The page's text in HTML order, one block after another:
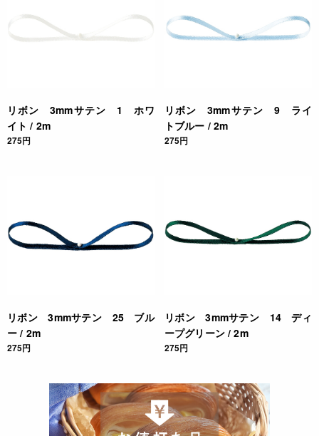
リボン 3mmサテン 1 ホワ
イト / 2m
275円
リボン 3mmサテン 9 ライ
トブルー / 2m
275円
リボン 3mmサテン 25 ブル
ー / 2m
275円
リボン 3mmサテン 14 ディ
ープグリーン / 2m
275円